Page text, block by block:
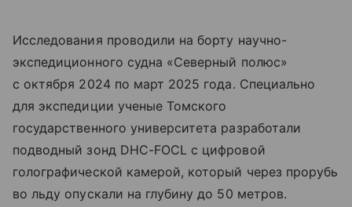
Исследования проводили на борту научно-
экспедиционного судна «Северный полюс»
с октября 2024 по март 2025 года. Специально
для экспедиции ученые Томского
государственного университета разработали
подводный зонд DHC-FOCL с цифровой
голографической камерой, который через прорубь
во льду опускали на глубину до 50 метров.